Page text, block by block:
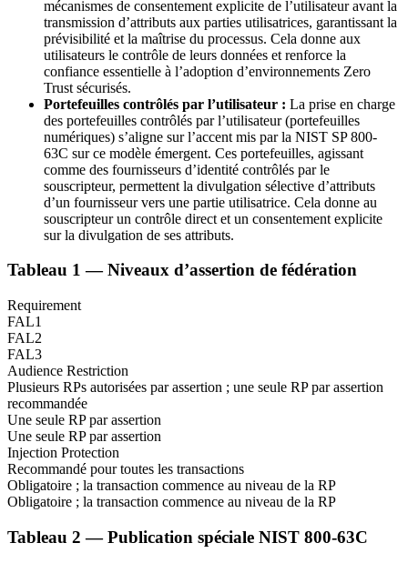
mécanismes de consentement explicite de l’utilisateur avant la
transmission d’attributs aux parties utilisatrices, garantissant la
prévisibilité et la maîtrise du processus. Cela donne aux
utilisateurs le contrôle de leurs données et renforce la
confiance essentielle à l’adoption d’environnements Zero
Trust sécurisés.
Portefeuilles contrôlés par l’utilisateur : La prise en charge
des portefeuilles contrôlés par l’utilisateur (portefeuilles
numériques) s’aligne sur l’accent mis par la NIST SP 800-
63C sur ce modèle émergent. Ces portefeuilles, agissant
comme des fournisseurs d’identité contrôlés par le
souscripteur, permettent la divulgation sélective d’attributs
d’un fournisseur vers une partie utilisatrice. Cela donne au
souscripteur un contrôle direct et un consentement explicite
sur la divulgation de ses attributs.
Tableau 1 — Niveaux d’assertion de fédération
Requirement
FAL1
FAL2
FAL3
Audience Restriction
Plusieurs RPs autorisées par assertion ; une seule RP par assertion
recommandée
Une seule RP par assertion
Une seule RP par assertion
Injection Protection
Recommandé pour toutes les transactions
Obligatoire ; la transaction commence au niveau de la RP
Obligatoire ; la transaction commence au niveau de la RP
Tableau 2 — Publication spéciale NIST 800-63C